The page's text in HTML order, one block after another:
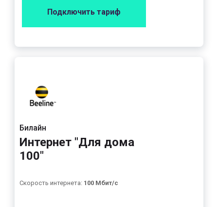
Подключить тариф
Билайн
Интернет "Для дома
100"
Скорость интернета: 100 Мбит/с